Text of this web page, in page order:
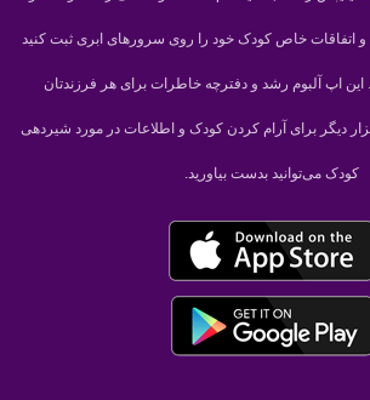
اتفاقات خاص کودک خود را روی سرورهای ابری ثبت کنید
این اپ آلبوم رشد و دفترچه خاطرات برای هر فرزندتان
دیگر برای آرام کردن کودک و اطلاعات در مورد شیردهی
کودک می‌توانید بدست بیاورید.